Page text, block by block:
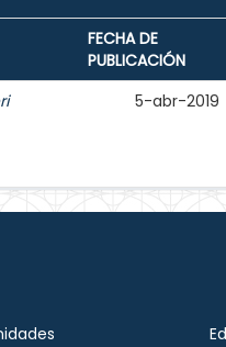
FECHA DE
PUBLICACIÓN
5-abr-2019